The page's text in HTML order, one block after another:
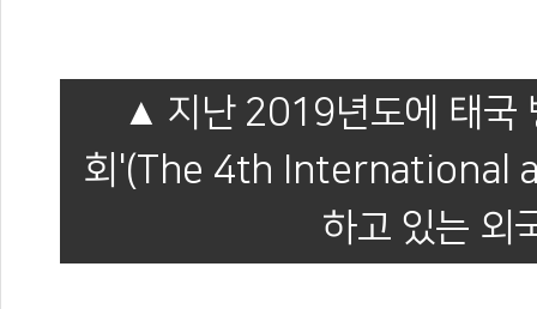
지난 2019년도에 태국
회'(The 4th International
하고 있는 외